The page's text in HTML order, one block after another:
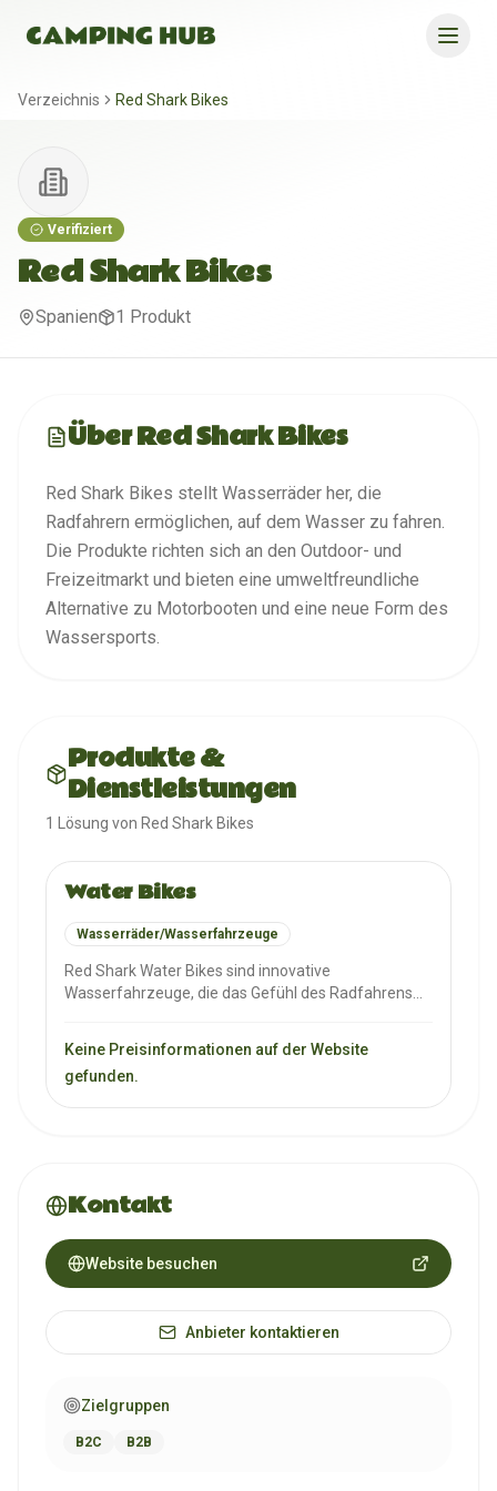
Verzeichnis Red Shark Bikes
Verifiziert
Red Shark Bikes
Spanien 1 Produkt
ÜberRed Shark Bikes
Red Shark Bikes stellt Wasserräder her, die
Radfahrern ermöglichen, auf dem Wasser zu fahren.
Die Produkte richten sich an den Outdoor- und
Freizeitmarkt und bieten eine umweltfreundliche
Alternative zu Motorbooten und eine neue Form des
Wassersports.
Produkte &
Dienstleistungen
1 Lösung von Red Shark Bikes
Water Bikes
Wasserräder/Wasserfahrzeuge
Red Shark Water Bikes sind innovative
Wasserfahrzeuge, die das Gefühl des Radfahrens
Küsten konzipiert.
Keine Preisinformationen auf der Website
gefunden.
Kontakt
Website besuchen
Anbieter kontaktieren
Zielgruppen
B2C B2B